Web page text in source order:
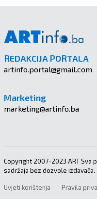
REDAKCIJA PORTALA
artinfo.portal@gmail.com
Marketing
marketing@artinfo.ba
Copyright 2007-2023 ART Sva
sadržaja bez dozvole izdavača.
Uvjeti korištenja Pravila